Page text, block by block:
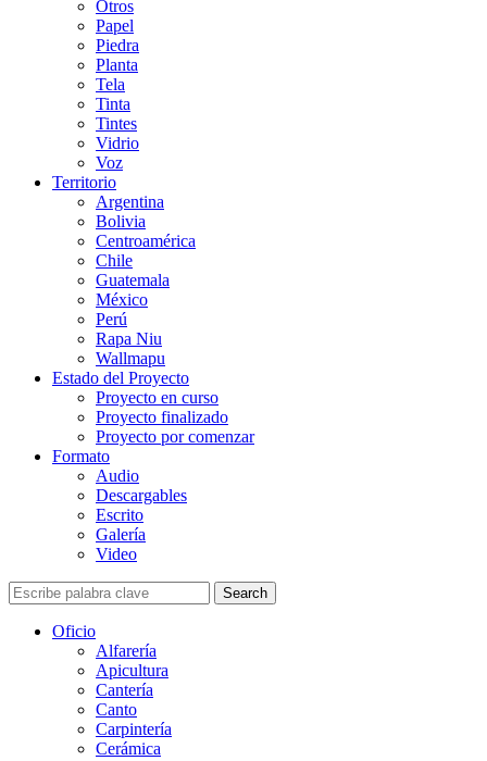
Otros
Papel
Piedra
Planta
Tela
Tinta
Tintes
Vidrio
Voz
Territorio
Argentina
Bolivia
Centroamérica
Chile
Guatemala
México
Perú
Rapa Niu
Wallmapu
Estado del Proyecto
Proyecto en curso
Proyecto finalizado
Proyecto por comenzar
Formato
Audio
Descargables
Escrito
Galería
Video
Search
Oficio
Alfarería
Apicultura
Cantería
Canto
Carpintería
Cerámica